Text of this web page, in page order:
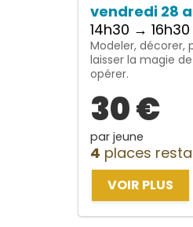
vendredi 28
14h30 → 16h30
Modeler, décorer,
laisser la magie
opérer.
30 €
par jeune
4 places
VOIR PLUS